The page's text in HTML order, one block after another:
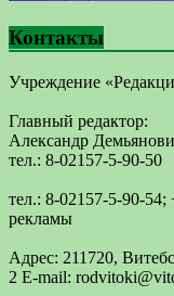
Контакты
Учреждение
Главный редактор:
Александр
тел.: 8-02157-5-90-50
тел.: 8-02157-5-90-
рекламы
Адрес: 211720,
2 E-mail: